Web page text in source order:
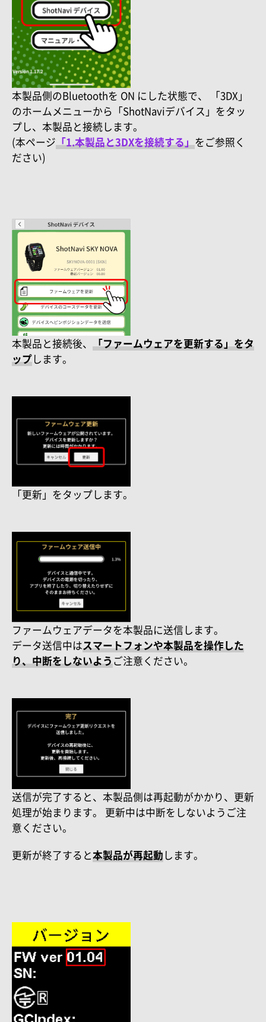
本製品側のBluetoothを ON にした状態で、
「3DX」
のホームメニューから「ShotNaviデバイス」をタッ
プし、本製品と接続します。
(本ページ「1.本製品と3DXを接続する」をご参照く
ださい)
本製品と接続後、 「ファームウェアを更新する」をタ
ップします。
「更新」をタップします。
ファームウェアデータを本製品に送信します。
データ送信中はスマートフォンや本製品を操作した
り、中断をしないようご注意ください。
送信が完了すると、本製品側は再起動がかかり、更新
処理が始まります。
更新中は中断をしないようご注
意ください。
更新が終了すると本製品が再起動します。